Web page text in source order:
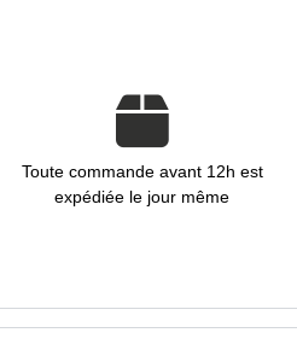
Toute commande avant 12h est
expédiée le jour même